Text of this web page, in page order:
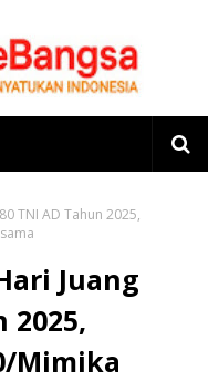
TNI AD Tahun 2025,
Juang
2025,
Mimika